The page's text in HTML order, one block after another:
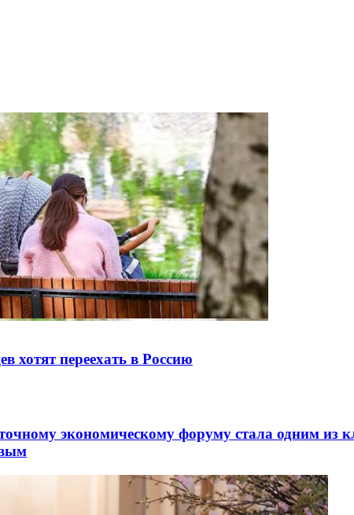
хотят переехать в Россию
экономическому форуму стала одним из